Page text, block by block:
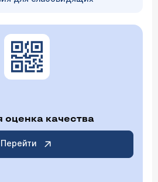
оценка качества
Перейти